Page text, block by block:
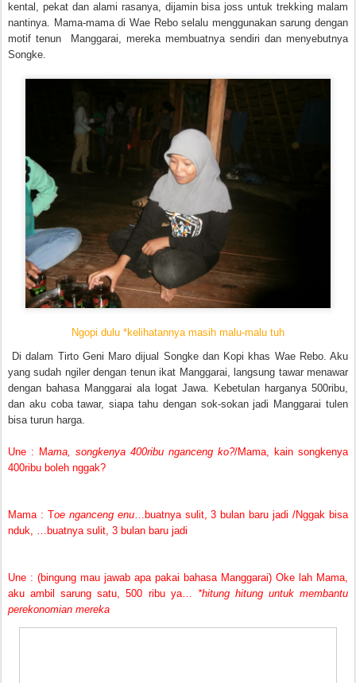
kental, pekat dan alami rasanya, dijamin bisa joss untuk trekking malam
nantinya. Mama-mama di Wae Rebo selalu menggunakan sarung dengan
motif tenun Manggarai, mereka membuatnya sendiri dan menyebutnya
Songke.
Ngopi dulu *kelihatannya masih malu-malu tuh
Di dalam Tirto Geni Maro dijual Songke dan Kopi khas Wae Rebo. Aku
yang sudah ngiler dengan tenun ikat Manggarai, langsung tawar menawar
dengan bahasa Manggarai ala logat Jawa. Kebetulan harganya 500ribu,
dan aku coba tawar, siapa tahu dengan sok-sokan jadi Manggarai tulen
bisa turun harga.
Une : Mama, songkenya 400ribu nganceng ko?/Mama, kain songkenya
400ribu boleh nggak?
Mama : Toe nganceng enu…buatnya sulit, 3 bulan baru jadi /Nggak bisa
nduk, …buatnya sulit, 3 bulan baru jadi
Une : (bingung mau jawab apa pakai bahasa Manggarai) Oke lah Mama,
aku ambil sarung satu, 500 ribu ya… *hitung hitung untuk membantu
perekonomian mereka